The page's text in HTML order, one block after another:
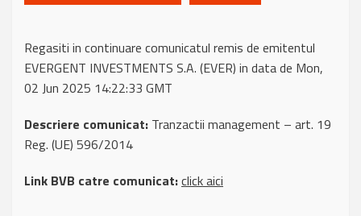
Regasiti in continuare comunicatul remis de emitentul
EVERGENT INVESTMENTS S.A. (EVER) in data de Mon,
02 Jun 2025 14:22:33 GMT
Descriere comunicat: Tranzactii management – art. 19
Reg. (UE) 596/2014
Link BVB catre comunicat:click aici